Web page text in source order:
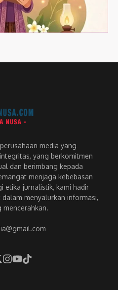
media yang
yang berkomitmen
dan berimbang kepada
menjaga kebebasan
etika jurnalistik, kami hadir
menyalurkan informasi,
mencerahkan.